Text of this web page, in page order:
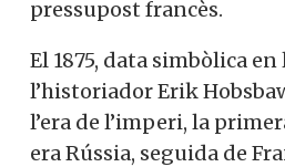
pressupost francès.
El 1875, data simbòlica en
l’historiador Erik
l’era de l’imperi, la
era Rússia, seguida de